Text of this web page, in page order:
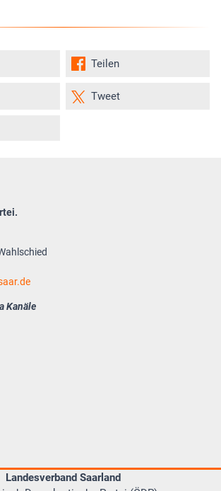
Teilen
Tweet
Kanäle
Landesverband Saarland